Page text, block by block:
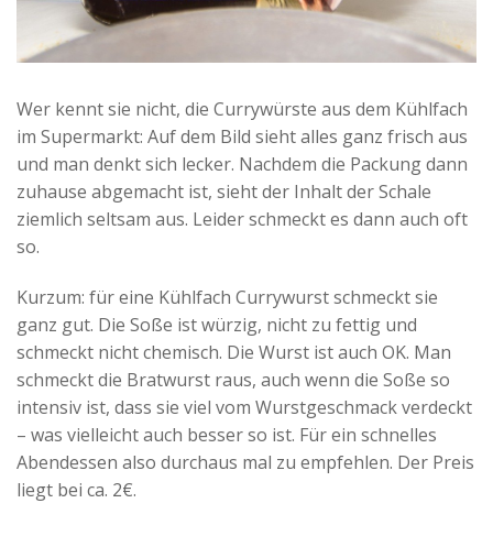
Wer kennt sie nicht, die Currywürste aus dem Kühlfach
im Supermarkt: Auf dem Bild sieht alles ganz frisch aus
und man denkt sich lecker. Nachdem die Packung dann
zuhause abgemacht ist, sieht der Inhalt der Schale
ziemlich seltsam aus. Leider schmeckt es dann auch oft
so.
Kurzum: für eine Kühlfach Currywurst schmeckt sie
ganz gut. Die Soße ist würzig, nicht zu fettig und
schmeckt nicht chemisch. Die Wurst ist auch OK. Man
schmeckt die Bratwurst raus, auch wenn die Soße so
intensiv ist, dass sie viel vom Wurstgeschmack verdeckt
– was vielleicht auch besser so ist. Für ein schnelles
Abendessen also durchaus mal zu empfehlen. Der Preis
liegt bei ca. 2€.